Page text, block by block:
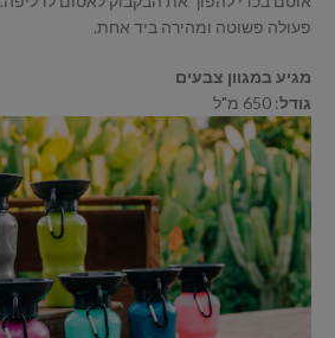
פעולה פשוטה ומהירה ביד אחת.
מגיע במגוון צבעים
גודל: 650 מ"ל